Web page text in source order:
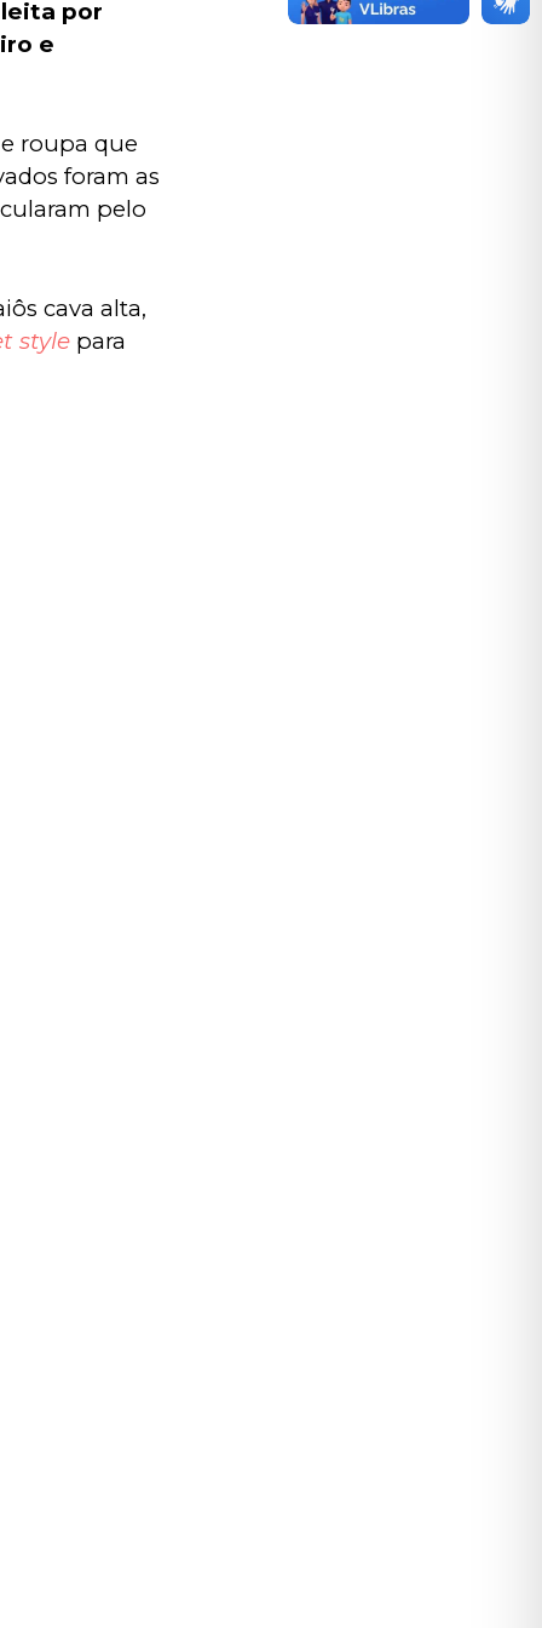
por
e
roupa que
foram as
pelo
cava alta,
style para